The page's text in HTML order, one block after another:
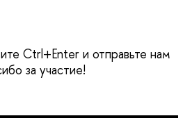
Ctrl+Enter и отправьте нам
за участие!